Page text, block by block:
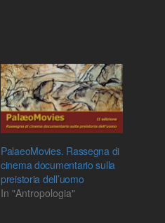
PalaeoMovies. Rassegna di
cinema documentario sulla
preistoria dell’uomo
In "Antropologia"